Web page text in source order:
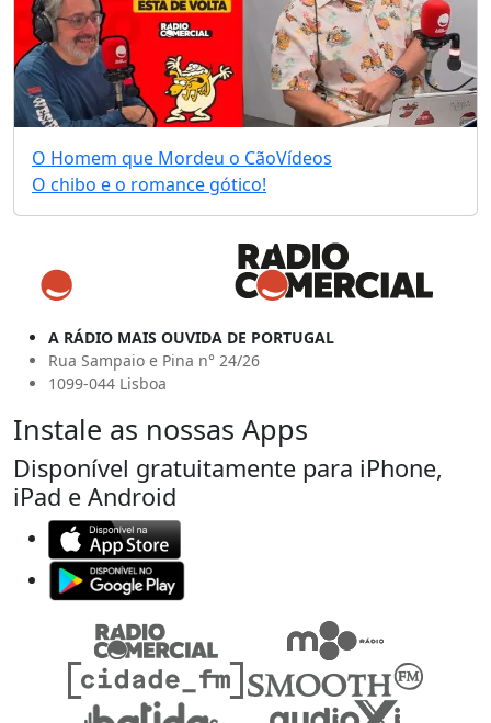
O Homem que Mordeu o CãoVídeos
O chibo e o romance gótico!
A RÁDIO MAIS OUVIDA DE PORTUGAL
Rua Sampaio e Pina n° 24/26
1099-044 Lisboa
Instale as nossas Apps
Disponível gratuitamente para iPhone,
iPad e Android